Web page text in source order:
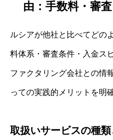
由：手数料・審
ルシアが他社と比べてどの
料体系・審査条件・入金ス
ファクタリング会社との情
っての実践的メリットを明
取扱いサービスの種